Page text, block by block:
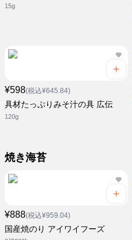
15g
¥598(税込¥645.84)
具材たっぷりみそ汁の具 広伝
120g
焼き海苔
¥888(税込¥959.04)
国産焼のり アイワイフーズ